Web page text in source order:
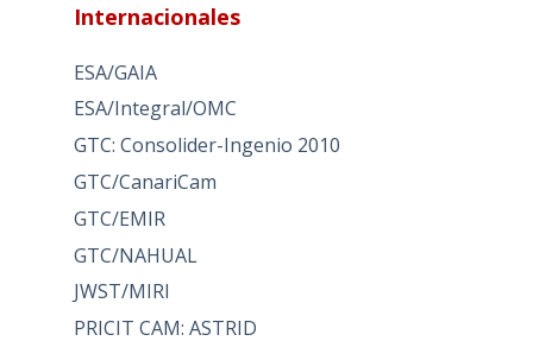
Internacionales
ESA/GAIA
ESA/Integral/OMC
GTC: Consolider-Ingenio 2010
GTC/CanariCam
GTC/EMIR
GTC/NAHUAL
JWST/MIRI
PRICIT CAM: ASTRID